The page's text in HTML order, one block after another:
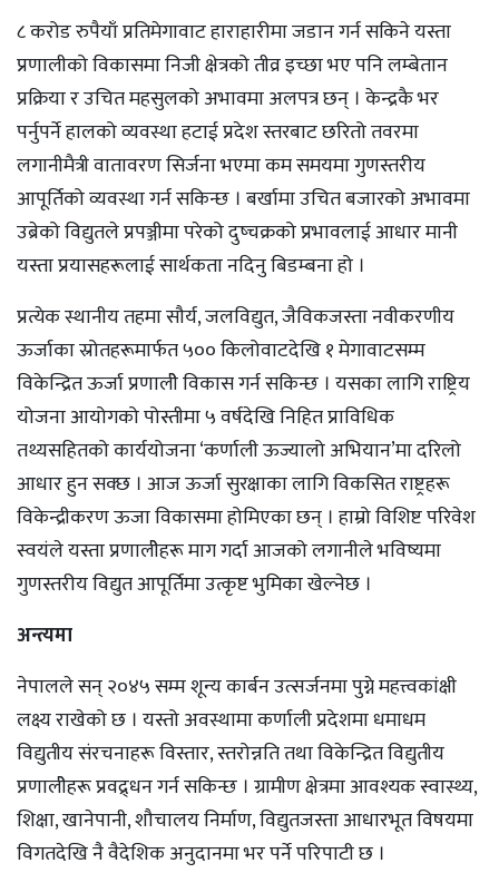
८ करोड रुपैयाँ प्रतिमेगावाट हाराहारीमा जडान गर्न सकिने यस्ता
प्रणालीको विकासमा निजी क्षेत्रको तीव्र इच्छा भए पनि लम्बेतान
प्रक्रिया र उचित महसुलको अभावमा अलपत्र छन् । केन्द्रकै भर
पर्नुपर्ने हालको व्यवस्था हटाई प्रदेश स्तरबाट छरितो तवरमा
लगानीमैत्री वातावरण सिर्जना भएमा कम समयमा गुणस्तरीय
आपूर्तिको व्यवस्था गर्न सकिन्छ । बर्खामा उचित बजारको अभावमा
उब्रेको विद्युतले प्रपञ्जीमा परेको दुष्चक्रको प्रभावलाई आधार मानी
यस्ता प्रयासहरूलाई सार्थकता नदिनु बिडम्बना हो ।
प्रत्येक स्थानीय तहमा सौर्य, जलविद्युत, जैविकजस्ता नवीकरणीय
ऊर्जाका स्रोतहरूमार्फत ५०० किलोवाटदेखि १ मेगावाटसम्म
विकेन्द्रित ऊर्जा प्रणालीे विकास गर्न सकिन्छ । यसका लागि राष्ट्रिय
योजना आयोगको पोस्तीमा ५ वर्षदेखि निहित प्राविधिक
तथ्यसहितको कार्ययोजना ‘कर्णाली ऊज्यालो अभियान’मा दरिलो
आधार हुन सक्छ । आज ऊर्जा सुरक्षाका लागि विकसित राष्ट्रहरू
विकेन्द्रीकरण ऊजा विकासमा होमिएका छन् । हाम्रो विशिष्ट परिवेश
स्वयंले यस्ता प्रणालीेहरू माग गर्दा आजको लगानीले भविष्यमा
गुणस्तरीय विद्युत आपूर्तिमा उत्कृष्ट भुमिका खेल्नेछ ।
अन्त्यमा
नेपालले सन् २०४५ सम्म शून्य कार्बन उत्सर्जनमा पुग्ने महत्त्वकांक्षी
लक्ष्य राखेको छ । यस्तो अवस्थामा कर्णाली प्रदेशमा धमाधम
विद्युतीय संरचनाहरू विस्तार, स्तरोन्नति तथा विकेन्द्रित विद्युतीय
प्रणालीेहरू प्रवद्र्धन गर्न सकिन्छ । ग्रामीण क्षेत्रमा आवश्यक स्वास्थ्य,
शिक्षा, खानेपानी, शौचालय निर्माण, विद्युतजस्ता आधारभूत विषयमा
विगतदेखि नै वैदेशिक अनुदानमा भर पर्ने परिपाटी छ ।